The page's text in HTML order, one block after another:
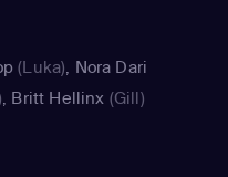
(Luka), Nora Dari
, Britt Hellinx (Gill)